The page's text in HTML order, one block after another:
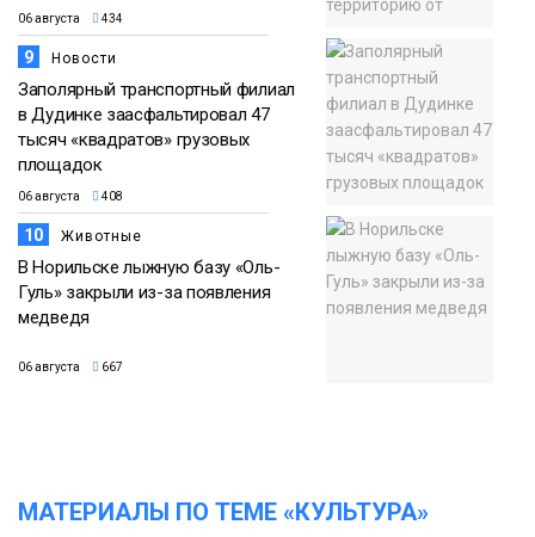
06 августа 434
9 Новости
Заполярный транспортный филиал
в Дудинке заасфальтировал 47
тысяч «квадратов» грузовых
площадок
06 августа 408
10 Животные
В Норильске лыжную базу «Оль-
Гуль» закрыли из-за появления
медведя
06 августа 667
МАТЕРИАЛЫ ПО ТЕМЕ «КУЛЬТУРА»